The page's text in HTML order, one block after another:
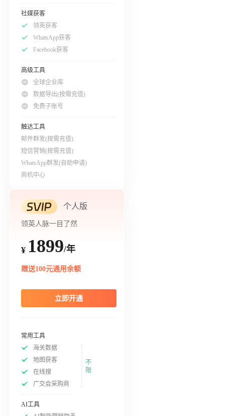
社媒获客
领英获客
WhatsApp获客
Facebook获客
高级工具
全球企业库
数据导出(按需充值)
免费子账号
触达工具
邮件群发(按需充值)
短信营销(按需充值)
WhatsApp群发(自助申请)
商机中心
个人版
领英人脉一目了然
¥ 1899/年
赠送100元通用余额
立即开通
常用工具
海关数据
地图获客
在线搜
广交会采购商
不
限
AI工具